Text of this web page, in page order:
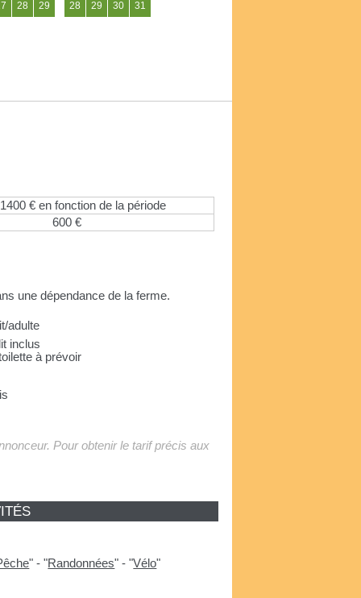
28 29 28 29 30 31
€ en fonction de la période
600 €
une dépendance de la ferme.
adulte
inclus
à prévoir
Pour obtenir le tarif précis aux
" -"Randonnées" -"Vélo"